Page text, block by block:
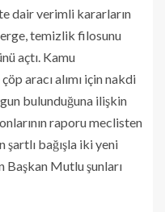
dair verimli kararların
temizlik filosunu
açtı. Kamu
aracı alımı için nakdi
bulunduğuna ilişkin
raporu meclisten
şartlı bağışla iki yeni
Başkan Mutlu şunları